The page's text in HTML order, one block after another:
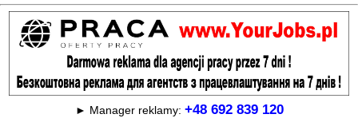
► Manager reklamy: +48 692 839 120